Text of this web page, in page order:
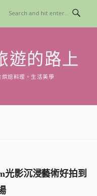
遊的路上
焙料理。生活美學
光影沉浸藝術好拍到